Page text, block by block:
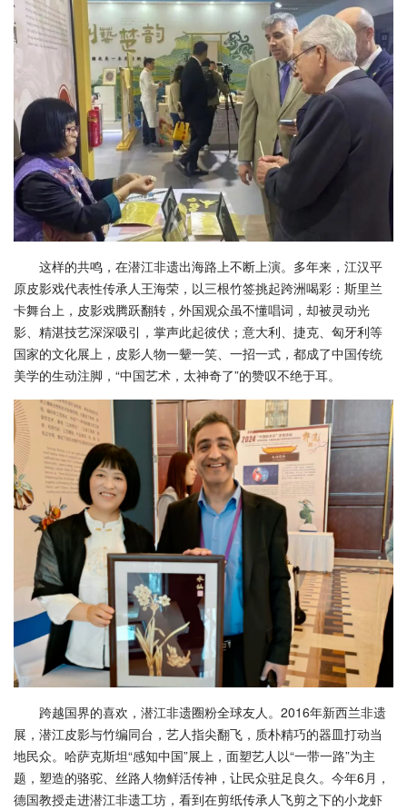
这样的共鸣，在潜江非遗出海路上不断上演。多年来，江汉平
原皮影戏代表性传承人王海荣，以三根竹签挑起跨洲喝彩：斯里兰
卡舞台上，皮影戏腾跃翻转，外国观众虽不懂唱词，却被灵动光
影、精湛技艺深深吸引，掌声此起彼伏；意大利、捷克、匈牙利等
国家的文化展上，皮影人物一颦一笑、一招一式，都成了中国传统
美学的生动注脚，“中国艺术，太神奇了”的赞叹不绝于耳。
跨越国界的喜欢，潜江非遗圈粉全球友人。2016年新西兰非遗
展，潜江皮影与竹编同台，艺人指尖翻飞，质朴精巧的器皿打动当
地民众。哈萨克斯坦“感知中国”展上，面塑艺人以“一带一路”为主
题，塑造的骆驼、丝路人物鲜活传神，让民众驻足良久。今年6月，
德国教授走进潜江非遗工坊，看到在剪纸传承人飞剪之下的小龙虾